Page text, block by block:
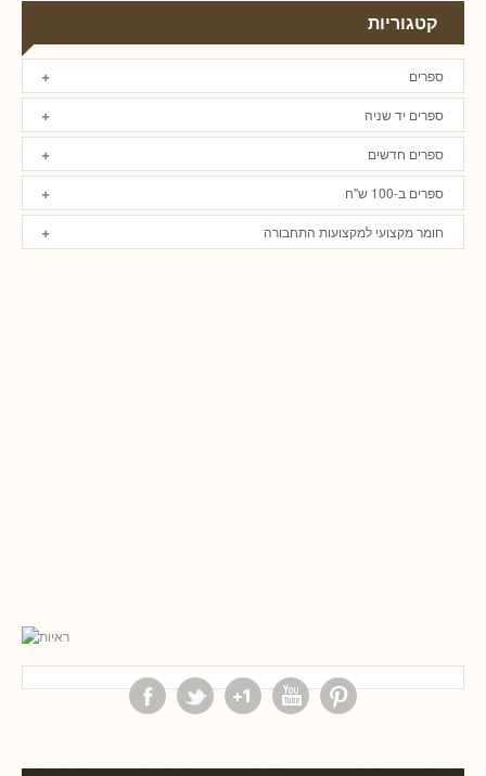
קטגוריות
ספרים
ספרים יד שניה
ספרים חדשים
ספרים ב-100 ש"ח
חומר מקצועי למקצועות התחבורה